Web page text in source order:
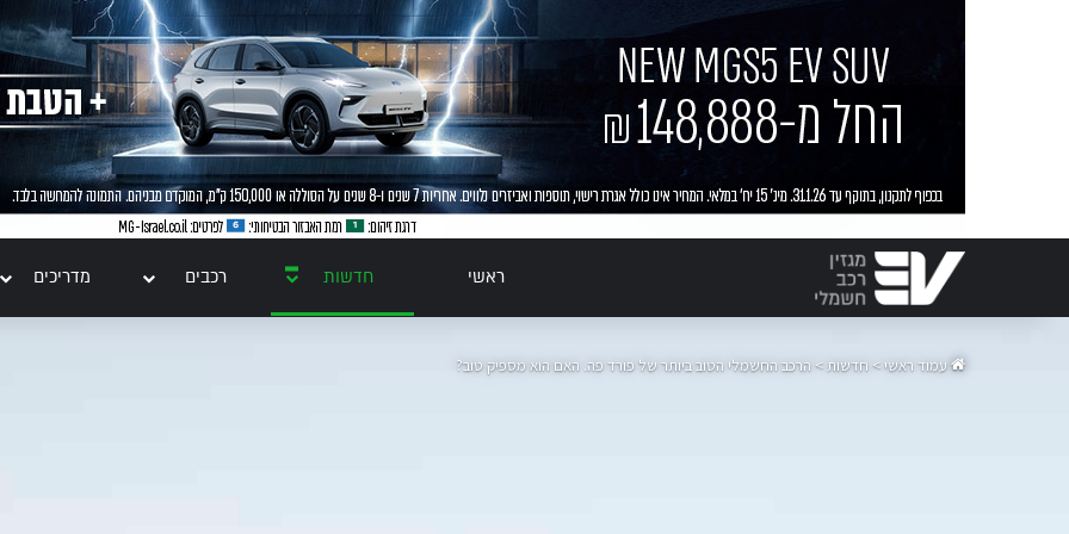
ראשי חדשות רכבים מדריכים
עמוד ראשי> חדשות > הרכב החשמלי הטוב ביותר של פורד פה. האם הוא מספיק טוב?